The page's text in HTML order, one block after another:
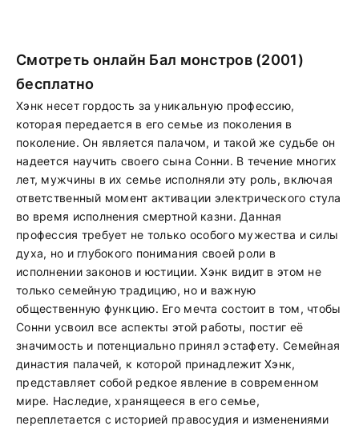
Смотреть онлайн Бал монстров (2001)
бесплатно
Хэнк несет гордость за уникальную профессию,
которая передается в его семье из поколения в
поколение. Он является палачом, и такой же судьбе он
надеется научить своего сына Сонни. В течение многих
лет, мужчины в их семье исполняли эту роль, включая
ответственный момент активации электрического стула
во время исполнения смертной казни. Данная
профессия требует не только особого мужества и силы
духа, но и глубокого понимания своей роли в
исполнении законов и юстиции. Хэнк видит в этом не
только семейную традицию, но и важную
общественную функцию. Его мечта состоит в том, чтобы
Сонни усвоил все аспекты этой работы, постиг её
значимость и потенциально принял эстафету. Семейная
династия палачей, к которой принадлежит Хэнк,
представляет собой редкое явление в современном
мире. Наследие, хранящееся в его семье,
переплетается с историей правосудия и изменениями